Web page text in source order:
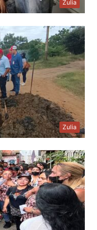
Zulia
Zulia